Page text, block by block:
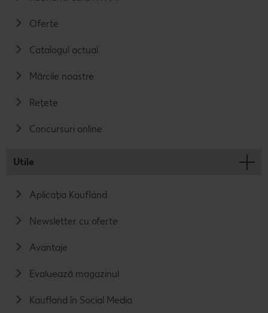
Oferte
Catalogul actual
Mărcile noastre
Rețete
Concursuri online
Utile
Aplicația Kaufland
Newsletter cu oferte
Avantaje
Evaluează magazinul
Kaufland în Social Media